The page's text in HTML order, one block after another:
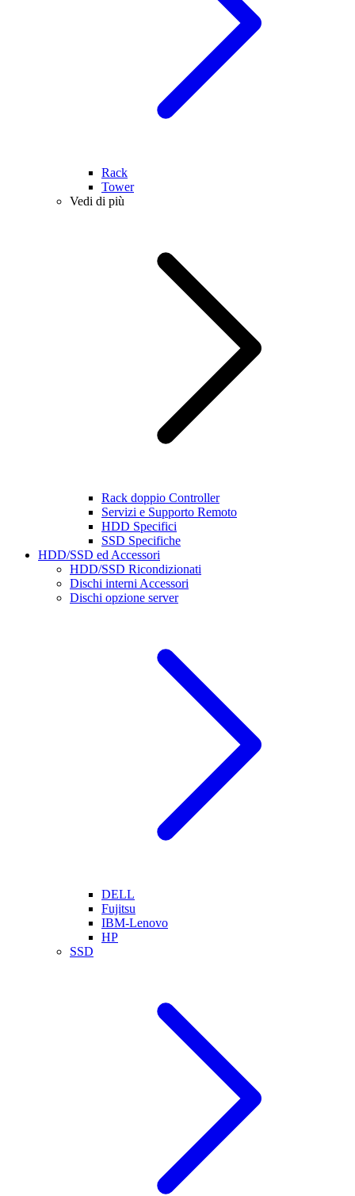
Rack
Tower
Vedi di più
Rack doppio Controller
Servizi e Supporto Remoto
HDD Specifici
SSD Specifiche
HDD/SSD ed Accessori
HDD/SSD Ricondizionati
Dischi interni Accessori
Dischi opzione server
DELL
Fujitsu
IBM-Lenovo
HP
SSD